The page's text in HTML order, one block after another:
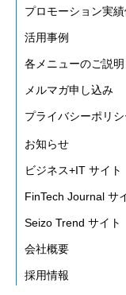
プロモーション実績
活用事例
各メニューのご説明
メルマガ申し込み
プライバシーポリシ
お知らせ
ビジネス+IT サイト
FinTech Journal サ
Seizo Trend サイト
会社概要
採用情報